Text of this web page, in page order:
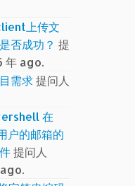
上传文
否成功？ 提
年 ago.
需求提问人
在
户的邮箱的
提问人